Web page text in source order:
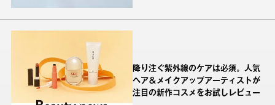
降り注ぐ紫外線のケアは必須。人気
ヘア＆メイクアップアーティストが
注目の新作コスメをお試しレビュー